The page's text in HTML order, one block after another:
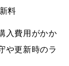
料
入費用がかか
や更新時のラ
針